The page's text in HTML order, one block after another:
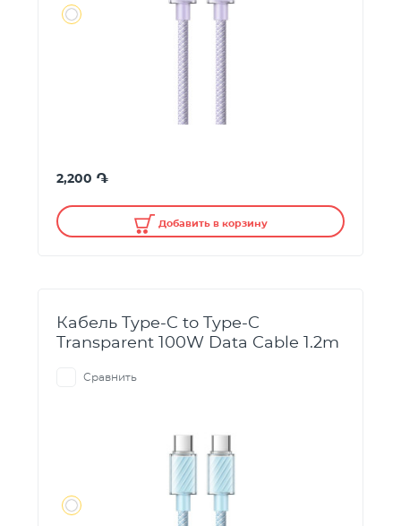
2,200 ֏
Добавить в корзину
Кабель Type-C to Type-C
Transparent 100W Data Cable 1.2m
Сравнить